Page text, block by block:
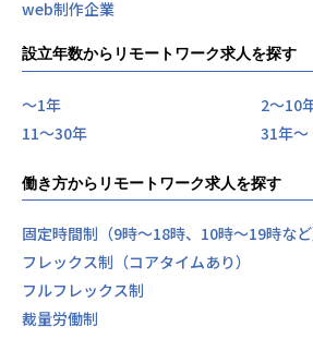
web制作企業
設立年数からリモートワーク求人を探す
〜1年
2〜10
11〜30年
31年〜
働き方からリモートワーク求人を探す
固定時間制（9時～18時、10時～19時など
フレックス制（コアタイムあり）
フルフレックス制
裁量労働制